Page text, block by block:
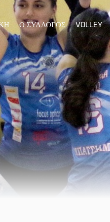
Ο ΣΥΛΛΟΓΟΣ VOLLEY